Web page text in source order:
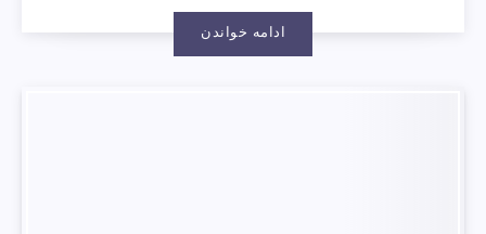
ادامه خواندن